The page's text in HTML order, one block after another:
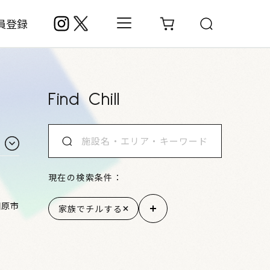
登録
市
Find Chill
現在の検索条件：
家族でチルする